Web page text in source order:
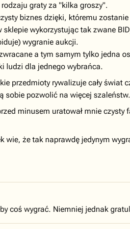
graty za "kilka groszy".
biznes dzięki, któremu
wykorzystując tak zwane
wygranie aukcji.
a tym samym tylko jedna
ludzi dla jednego wybrańca.
przedmioty rywalizuje cały świat
sobie pozwolić na więcej szaleństw.
minusem uratował mnie
że tak naprawdę jedynym
coś wygrać. Niemniej jednak